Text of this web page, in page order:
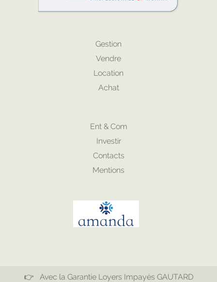
Gestion
Vendre
Location
Achat
Ent & Com
Investir
Contacts
Mentions
👉 Avec la Garantie Loyers Impayés GAUTARD